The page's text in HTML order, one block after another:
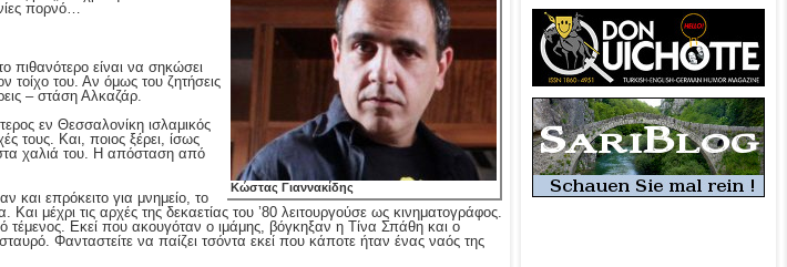
Κώστας Γιαννακίδης
πορνό…
πιθανότερο είναι να σηκώσει
τοίχο του. Αν όμως του ζητήσεις
– στάση Αλκαζάρ.
εν Θεσσαλονίκη ισλαμικός
τους. Και, ποιος ξέρει, ίσως
χαλιά του. Η απόσταση από
και επρόκειτο για μνημείο, το
μέχρι τις αρχές της δεκαετίας του ’80 λειτουργούσε ως κινηματογράφος.
τέμενος. Εκεί που ακουγόταν ο ιμάμης, βόγκηξαν η Τίνα Σπάθη και ο
Φανταστείτε να παίζει τσόντα εκεί που κάποτε ήταν ένας ναός της